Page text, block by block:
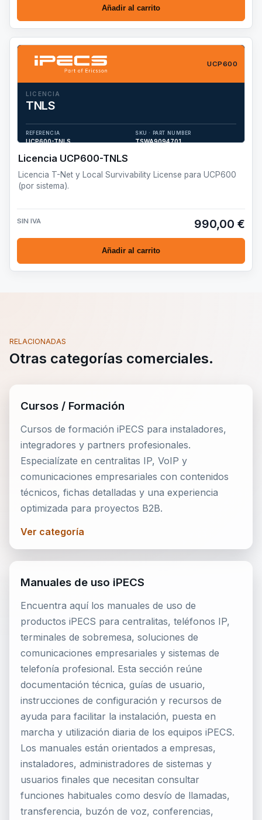
Añadir al carrito
UCP600
LICENCIA
TNLS
sistema).
REFERENCIA
UCP600-TNLS
SKU · PART NUMBER
TSWA9094701
Licencia UCP600-TNLS
Licencia T-Net y Local Survivability License para UCP600
(por sistema).
SIN IVA 990,00 €
Añadir al carrito
RELACIONADAS
Otras categorías comerciales.
Cursos / Formación
Cursos de formación iPECS para instaladores,
integradores y partners profesionales.
Especialízate en centralitas IP, VoIP y
comunicaciones empresariales con contenidos
técnicos, fichas detalladas y una experiencia
optimizada para proyectos B2B.
Ver categoría
Manuales de uso iPECS
Encuentra aquí los manuales de uso de
productos iPECS para centralitas, teléfonos IP,
terminales de sobremesa, soluciones de
comunicaciones empresariales y sistemas de
telefonía profesional. Esta sección reúne
documentación técnica, guías de usuario,
instrucciones de configuración y recursos de
ayuda para facilitar la instalación, puesta en
marcha y utilización diaria de los equipos iPECS.
Los manuales están orientados a empresas,
instaladores, administradores de sistemas y
usuarios finales que necesitan consultar
funciones habituales como desvío de llamadas,
transferencia, buzón de voz, conferencias,